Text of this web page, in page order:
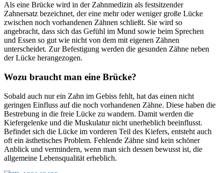
Als eine Brücke wird in der Zahnmedizin als festsitzender
Zahnersatz bezeichnet, der eine mehr oder weniger große Lücke
zwischen noch vorhandenen Zähnen schließt. Sie wird so
angebracht, dass sich das Gefühl im Mund sowie beim Sprechen
und Essen so gut wie nicht von dem mit eigenen Zähnen
unterscheidet. Zur Befestigung werden die gesunden Zähne neben
der Lücke herangezogen.
Wozu braucht man eine Brücke?
Sobald auch nur ein Zahn im Gebiss fehlt, hat das einen nicht
geringen Einfluss auf die noch vorhandenen Zähne. Diese haben die
Bestrebung in die freie Lücke zu wandern. Damit werden die
Kiefergelenke und die Muskulatur nicht unerheblich beeinflusst.
Befindet sich die Lücke im vorderen Teil des Kiefers, entsteht auch
oft ein ästhetisches Problem. Fehlende Zähne sind kein schöner
Anblick und vermindern, wenn man sich dessen bewusst ist, die
allgemeine Lebensqualität erheblich.